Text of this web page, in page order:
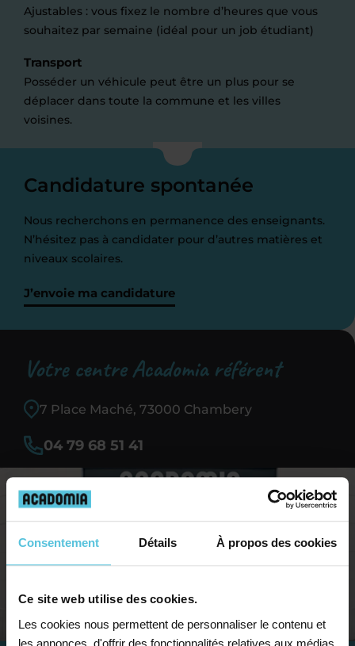
Consentement Détails À propos des cookies
Ce site web utilise des cookies.
Les cookies nous permettent de personnaliser le contenu et
les annonces, d'offrir des fonctionnalités relatives aux médias
Ajustables : vous fixez le nombre d’heures que vous
souhaitez par semaine (idéal pour un job étudiant)
Transport
Posséder un véhicule peut être un plus pour se
déplacer dans toute la commune et les villes
voisines.
Candidature spontanée
Nous recherchons en permanence des enseignants.
N’hésitez pas à candidater pour d’autres matières et
niveaux scolaires.
J’envoie ma candidature
Votre centre Acadomia référent
7 Place Maché, 73000 Chambery
04 79 68 51 41